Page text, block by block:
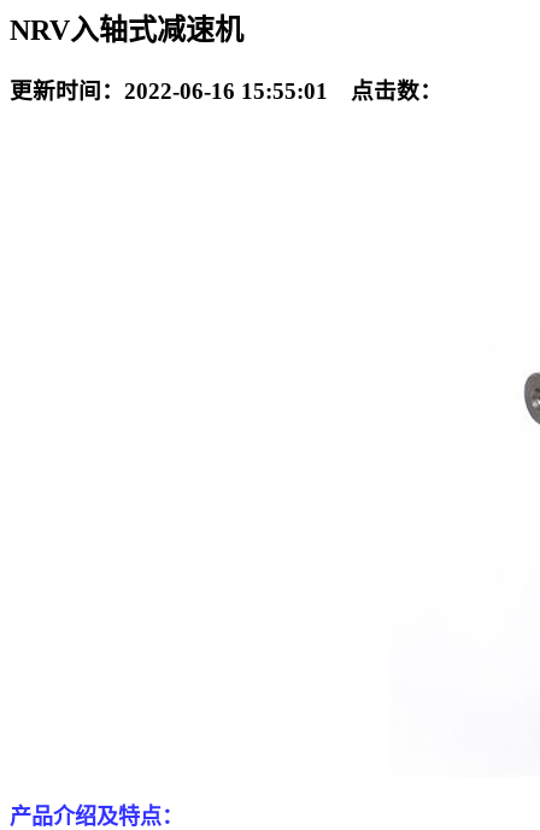
NRV入轴式减速机
更新时间：2022-06-16 15:55:01 点击数：
产品介绍及特点：